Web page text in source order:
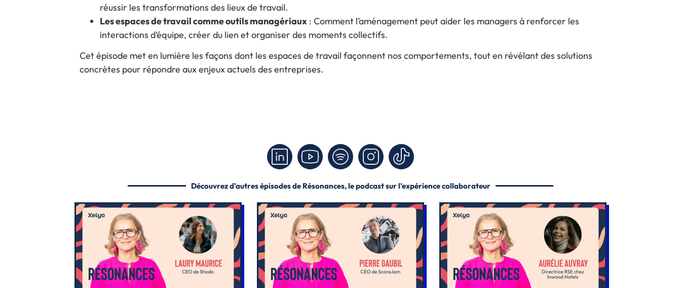
réussir les transformations des lieux de travail.
Les espaces de travail comme outils managériaux : Comment l’aménagement peut aider les managers à renforcer les
interactions d’équipe, créer du lien et organiser des moments collectifs.
Cet épisode met en lumière les façons dont les espaces de travail façonnent nos comportements, tout en révélant des solutions
concrètes pour répondre aux enjeux actuels des entreprises.
Découvrez d'autres épisodes de Résonances, le podcast sur l'expérience collaborateur